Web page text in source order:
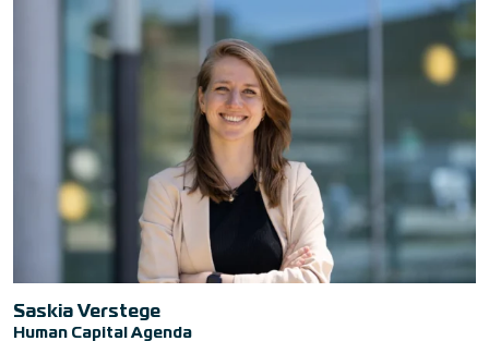
Saskia Verstege
Human Capital Agenda